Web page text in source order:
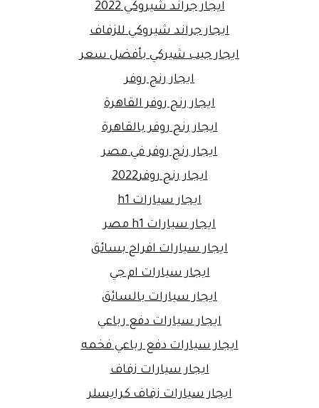
ايجار جراند شيروكي 2022
ايجار جراند شيروكي للزفاف
ايجار جيب شيركي بأفضل سعر
ايجار رنج روفر
ايجار رنج روفر القاهرة
ايجار رنج روفر بالقاهرة
ايجار رنج روفر في مصر
ايجار رنج روفر2022
ايجار سيارات h1
ايجار سيارات h1 مصر
ايجار سيارات افراح بسائق
ايجار سيارات ام جي
ايجار سيارات بالسائق
ايجار سيارات دفع رباعي
ايجار سيارات دفع رباعي فخمه
ايجار سيارات زفاف
ايجار سيارات زفاف كرايسلر